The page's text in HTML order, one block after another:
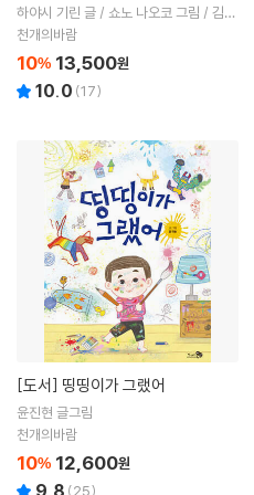
하야시 기린 글 / 쇼노 나오코 그림 / 김소
연 역
천개의바람
10% 13,500원
10.0 (17)
[도서] 띵띵이가 그랬어
윤진현 글그림
천개의바람
10% 12,600원
(25)